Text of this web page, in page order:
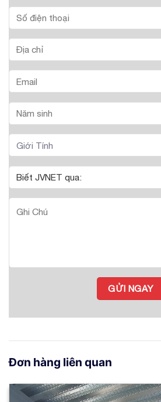
Đơn hàng liên quan